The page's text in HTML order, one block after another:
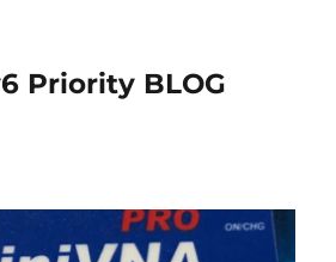
Priority BLOG